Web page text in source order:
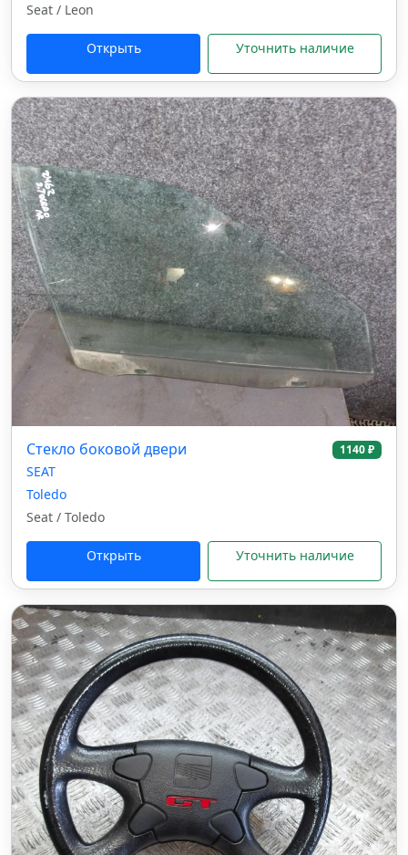
Seat / Leon
Открыть Уточнить наличие
Стекло боковой двери 1140 ₽
SEAT
Toledo
Seat / Toledo
Открыть Уточнить наличие